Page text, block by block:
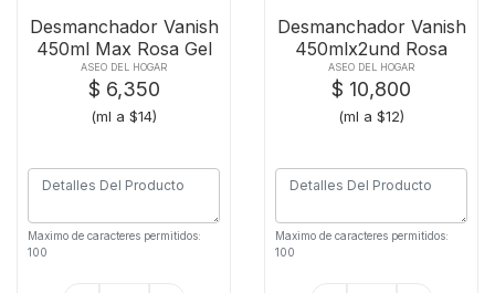
Desmanchador Vanish
450ml Max Rosa Gel
ASEO DEL HOGAR
$ 6,350
(ml a $14)
Maximo de caracteres permitidos:
100
Desmanchador Vanish
450mlx2und Rosa
ASEO DEL HOGAR
$ 10,800
(ml a $12)
Maximo de caracteres permitidos:
100